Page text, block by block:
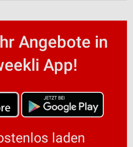
Angebote in
App!
laden